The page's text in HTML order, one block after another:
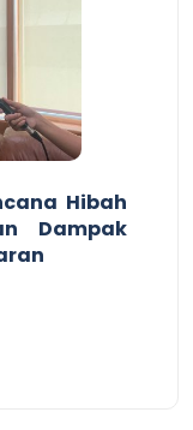
Hibah
Dampak